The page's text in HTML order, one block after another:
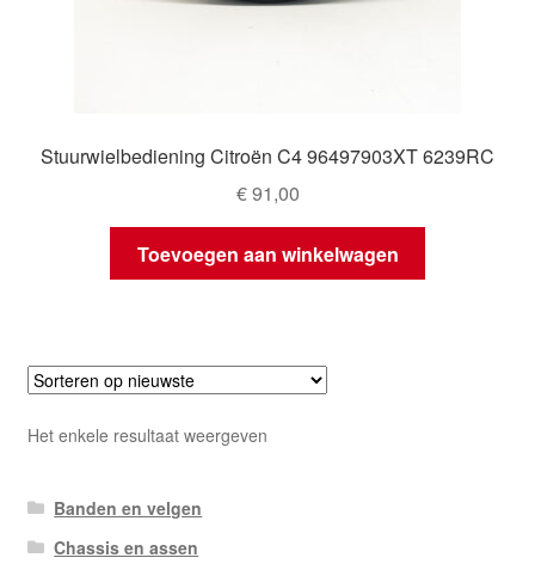
Stuurwielbediening Citroën C4 96497903XT 6239RC
€91,00
Toevoegen aan winkelwagen
Het enkele resultaat weergeven
Banden en velgen
Chassis en assen